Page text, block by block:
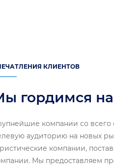
КЛИЕНТОВ
гордимся
компании со всего
аудиторию на новых
компании,
Мы предоставляем